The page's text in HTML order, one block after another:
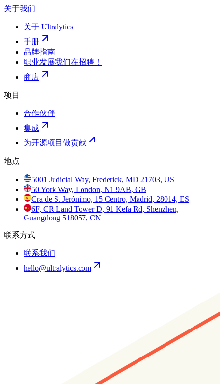
关于我们
关于 Ultralytics
手册
品牌指南
职业发展我们在招聘！
商店
项目
合作伙伴
集成
为开源项目做贡献
地点
5001 Judicial Way, Frederick, MD 21703, US
50 York Way, London, N1 9AB, GB
Cra de S. Jerónimo, 15 Centro, Madrid, 28014, ES
6F, CR Land Tower D, 91 Kefa Rd, Shenzhen,
Guangdong 518057, CN
联系方式
联系我们
hello@ultralytics.com